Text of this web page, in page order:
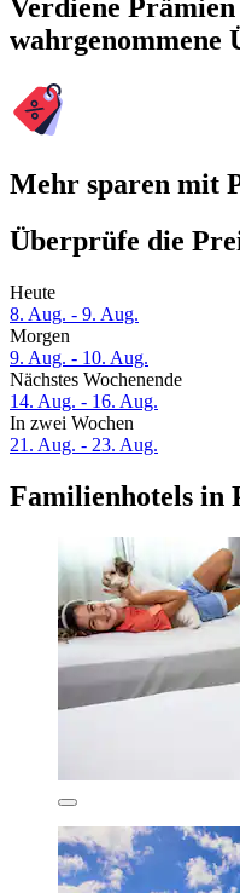
Verdiene
wahrgenommene
Mehr sparen mit
Überprüfe die
Heute
8. Aug. - 9. Aug.
Morgen
9. Aug. - 10. Aug.
Nächstes Wochenende
14. Aug. - 16. Aug.
In zwei Wochen
21. Aug. - 23. Aug.
Familienhotels in